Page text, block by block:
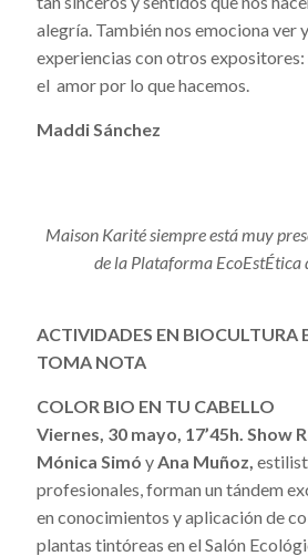
alegría. También nos emociona ver
experiencias con otros expositores:
el amor por lo que hacemos.
Maddi Sánchez
Maison Karité siempre está muy
de la Plataforma EcoEstÉtica
ACTIVIDADES EN BIOCULTURA
TOMA NOTA
COLOR BIO EN TU CABELLO
Viernes, 30 mayo, 17’45h. Show
Mónica Simó yAna Muñoz,
profesionales, forman un tándem
en conocimientos y aplicación de
plantas tintóreas en el Salón